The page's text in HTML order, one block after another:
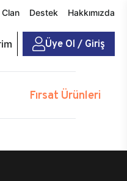
Destek Hakkımızda
Üye Ol / Giriş
Fırsat Ürünleri